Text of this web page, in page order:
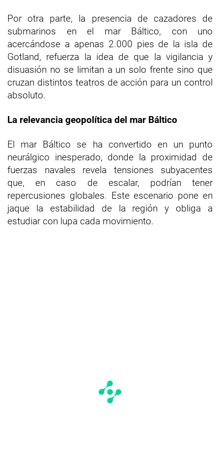
Por otra parte, la presencia de cazadores de
submarinos en el mar Báltico, con uno
acercándose a apenas 2.000 pies de la isla de
Gotland, refuerza la idea de que la vigilancia y
disuasión no se limitan a un solo frente sino que
cruzan distintos teatros de acción para un control
absoluto.
La relevancia geopolítica del mar Báltico
El mar Báltico se ha convertido en un punto
neurálgico inesperado, donde la proximidad de
fuerzas navales revela tensiones subyacentes
que, en caso de escalar, podrían tener
repercusiones globales. Este escenario pone en
jaque la estabilidad de la región y obliga a
estudiar con lupa cada movimiento.